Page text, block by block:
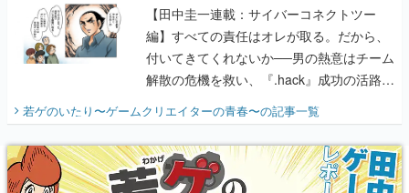
解散の危機を救い、『.hack』成功の活路を
開く。業界の快男児・松山 洋に流れる血は
『少年ジャンプ』色だった【若ゲのいた
り】
若ゲのいたり〜ゲームクリエイターの青春〜の記事一覧